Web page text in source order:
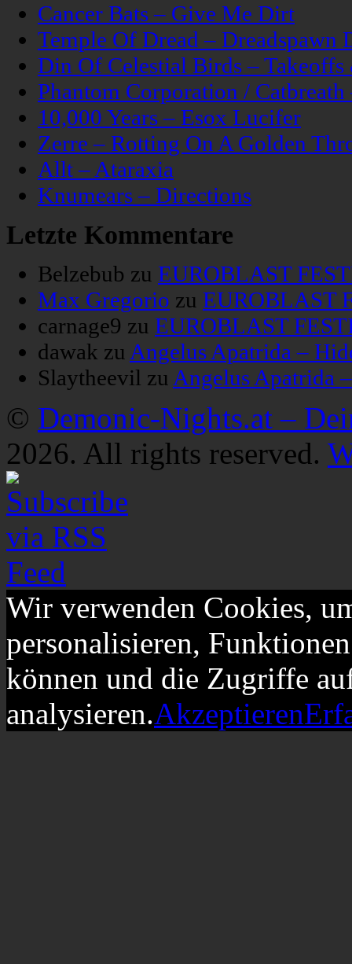
Cancer Bats – Give Me Dirt
Temple Of Dread – Dreadspawn
Din Of Celestial Birds –
Phantom Corporation /
10,000 Years – Esox Lucifer
Zerre – Rotting On A Golden
Allt – Ataraxia
Knumears – Directions
Letzte Kommentare
Belzebub zu EUROBLAST
Max Gregorio zu EUROBLAST
carnage9 zu EUROBLAST
dawak zu Angelus Apatrida –
Slaytheevil zu Angelus Apatrida
© Demonic-Nights.at –
2026. All rights reserved.
Wir verwenden Cookies,
personalisieren,
können und die Zugriffe
analysieren.Akzeptieren